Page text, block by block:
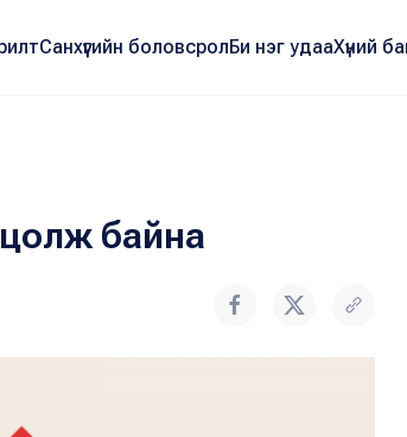
Санхүүгийн боловсролБи нэг удааХүний
байна